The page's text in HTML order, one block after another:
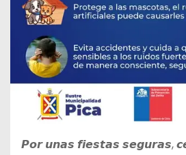
𝙋𝙤𝙧 𝙪𝙣𝙖𝙨 𝙛𝙞𝙚𝙨𝙩𝙖𝙨 𝙨𝙚𝙜𝙪𝙧𝙖𝙨,